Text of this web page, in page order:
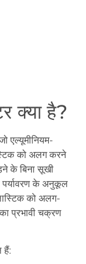
क्या है?
एल्यूमीनियम-
को अलग करने
के बिना सूखी
के अनुकूल
को अलग-
प्रभावी चक्रण
हैं: